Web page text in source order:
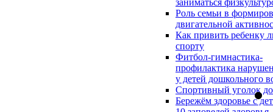
заниматься
Роль семьи в
двигательной
Как привить ребенку
спорту
Фитбол-гимнастика-
профилактика
у детей дошкольного
Спортивный уголок
Бережём здоровье с